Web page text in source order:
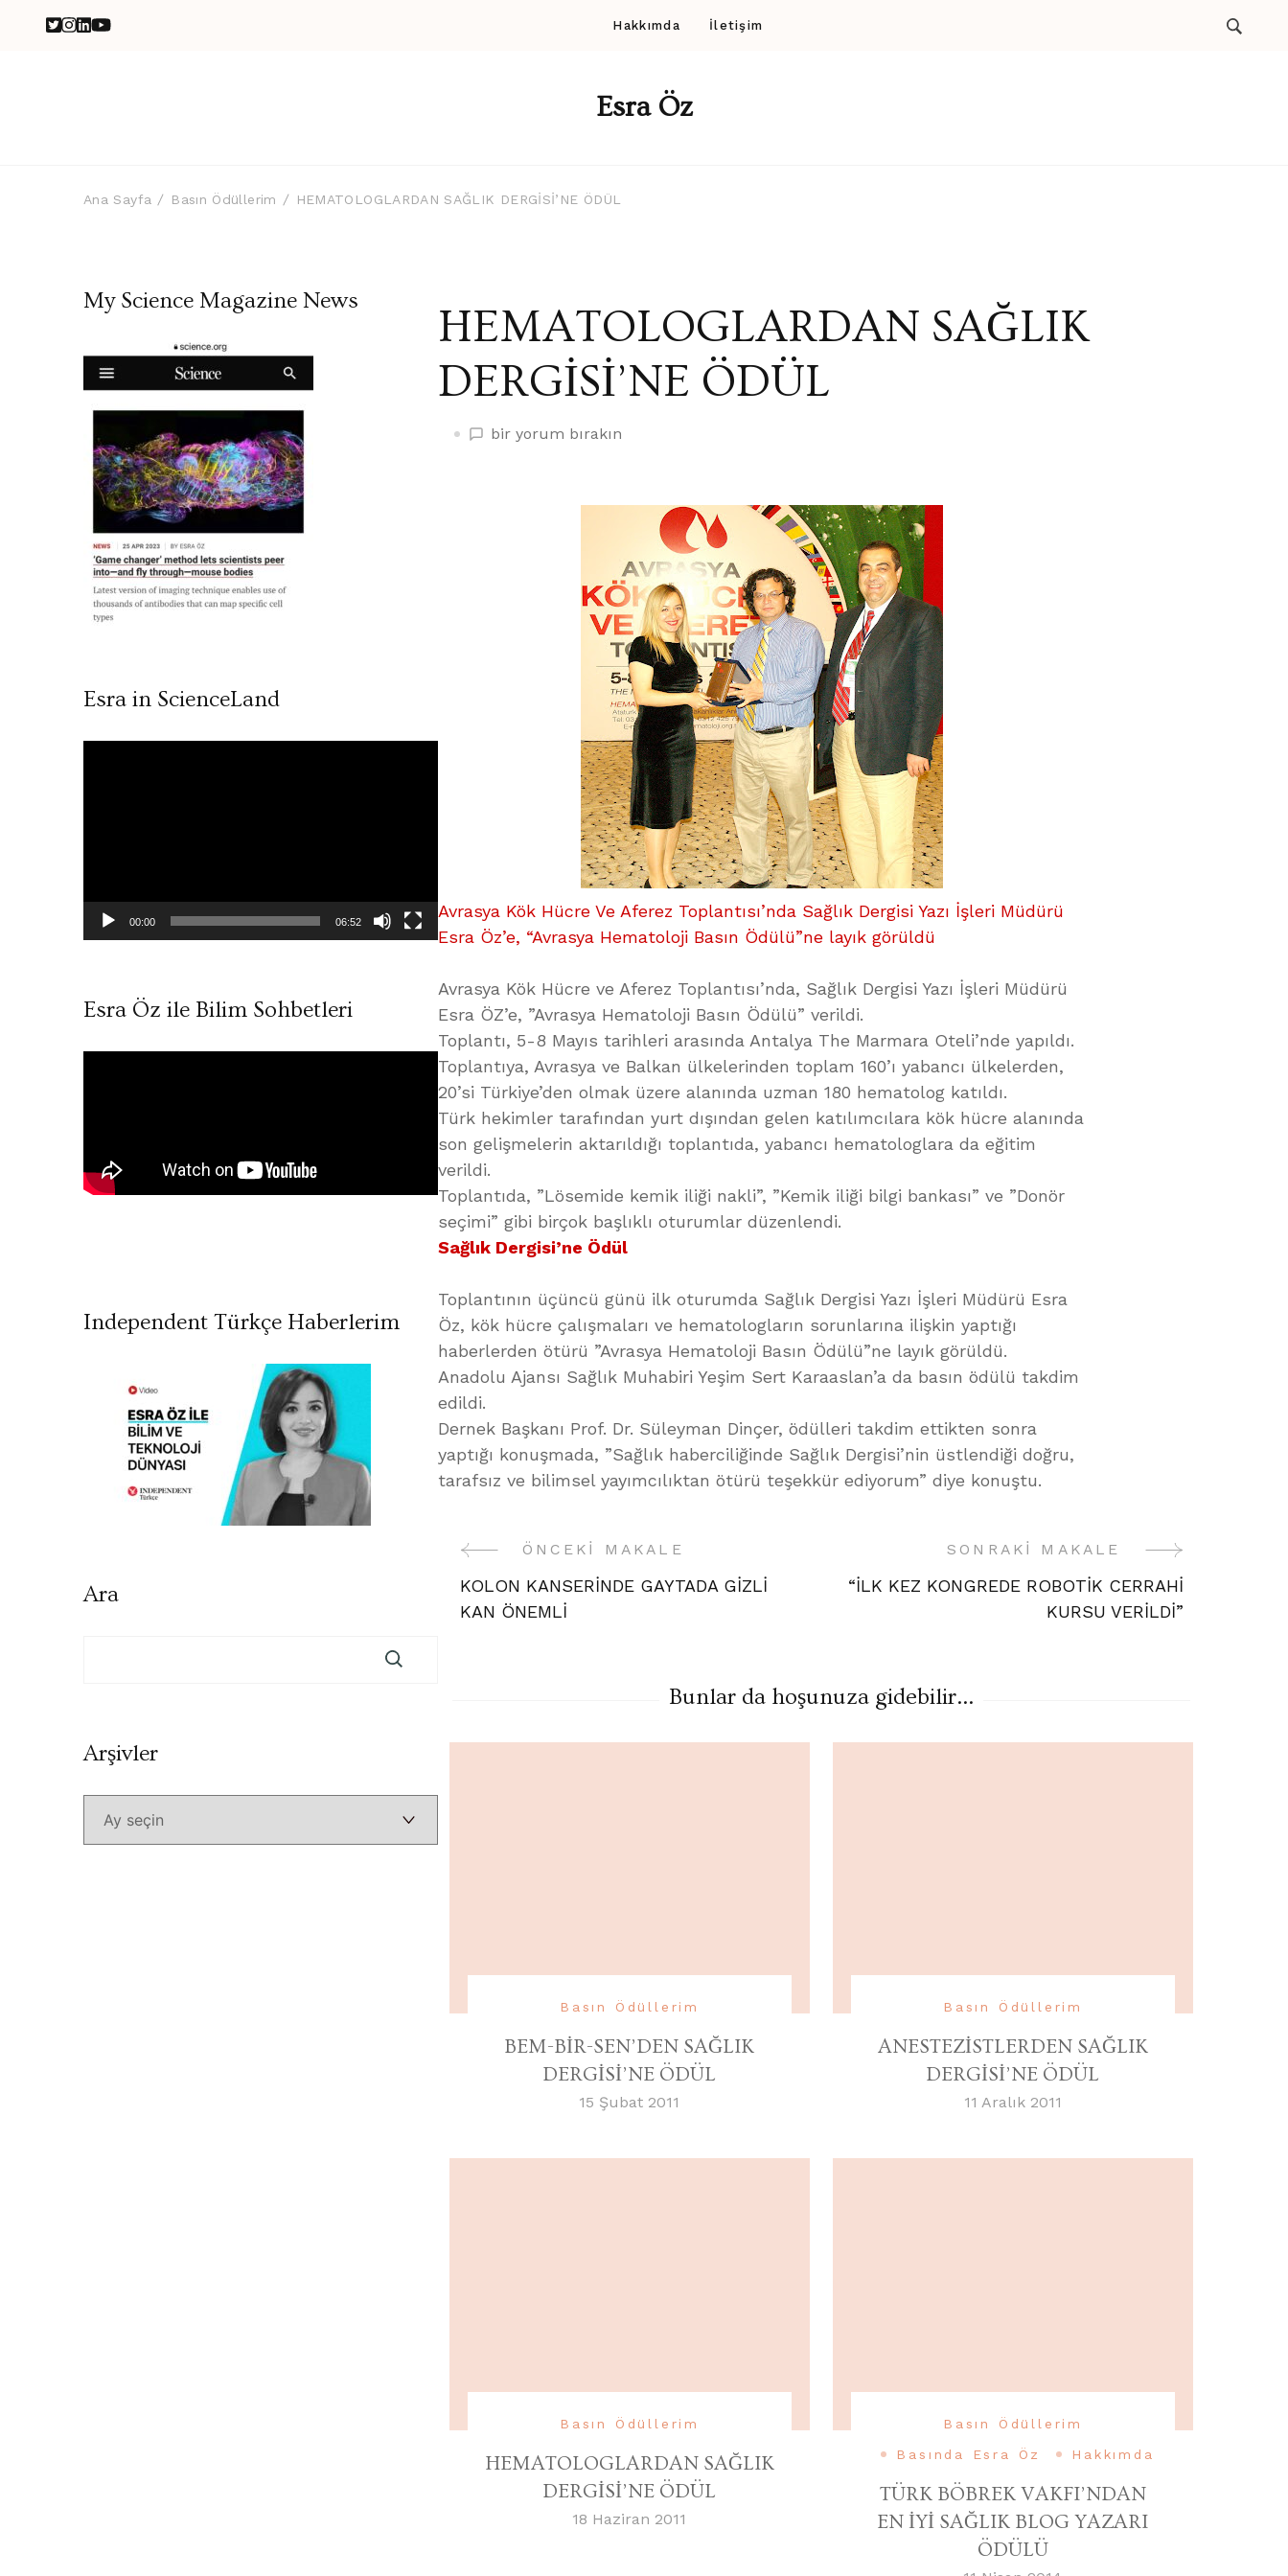
Hakkımda İletişim
Esra Öz
Ana Sayfa Basın Ödüllerim HEMATOLOGLARDAN SAĞLIK DERGİSİ’NE ÖDÜL
HEMATOLOGLARDAN SAĞLIK
DERGİSİ’NE ÖDÜL
HEMATOLOGLARDAN
bir yorum bırakın
Avrasya Kök Hücre Ve Aferez Toplantısı’nda Sağlık Dergisi Yazı İşleri Müdürü
Esra Öz’e, “Avrasya Hematoloji Basın Ödülü”ne layık görüldü
Avrasya Kök Hücre ve Aferez Toplantısı’nda, Sağlık Dergisi Yazı İşleri Müdürü
Esra ÖZ’e, ”Avrasya Hematoloji Basın Ödülü” verildi.
Toplantı, 5-8 Mayıs tarihleri arasında Antalya The Marmara Oteli’nde yapıldı.
Toplantıya, Avrasya ve Balkan ülkelerinden toplam 160’ı yabancı ülkelerden,
20’si Türkiye’den olmak üzere alanında uzman 180 hematolog katıldı.
Türk hekimler tarafından yurt dışından gelen katılımcılara kök hücre alanında
son gelişmelerin aktarıldığı toplantıda, yabancı hematologlara da eğitim
verildi.
Toplantıda, ”Lösemide kemik iliği nakli”, ”Kemik iliği bilgi bankası” ve ”Donör
seçimi” gibi birçok başlıklı oturumlar düzenlendi.
Sağlık Dergisi’ne Ödül
Toplantının üçüncü günü ilk oturumda Sağlık Dergisi Yazı İşleri Müdürü Esra
Öz, kök hücre çalışmaları ve hematologların sorunlarına ilişkin yaptığı
haberlerden ötürü ”Avrasya Hematoloji Basın Ödülü”ne layık görüldü.
Anadolu Ajansı Sağlık Muhabiri Yeşim Sert Karaaslan’a da basın ödülü takdim
edildi.
Dernek Başkanı Prof. Dr. Süleyman Dinçer, ödülleri takdim ettikten sonra
yaptığı konuşmada, ”Sağlık haberciliğinde Sağlık Dergisi’nin üstlendiği doğru,
tarafsız ve bilimsel yayımcılıktan ötürü teşekkür ediyorum” diye konuştu.
Yazı
Gezinme
ÖNCEKI MAKALE
KOLON KANSERİNDE GAYTADA GİZLİ
KAN ÖNEMLİ
SONRAKI MAKALE
“İLK KEZ KONGREDE ROBOTİK CERRAHİ
KURSU VERİLDİ”
Bunlar da hoşunuza gidebilir...
Basın Ödüllerim
BEM-BİR-SEN’DEN SAĞLIK
DERGİSİ’NE ÖDÜL
15 Şubat 2011
Basın Ödüllerim
ANESTEZİSTLERDEN SAĞLIK
DERGİSİ’NE ÖDÜL
11 Aralık 2011
Basın Ödüllerim
HEMATOLOGLARDAN SAĞLIK
DERGİSİ’NE ÖDÜL
18 Haziran 2011
Basın Ödüllerim
Basında Esra Öz
Hakkımda
TÜRK BÖBREK VAKFI’NDAN
EN İYİ SAĞLIK BLOG YAZARI
ÖDÜLÜ
My Science Magazine News
Esra in ScienceLand
00:00 06:52
Esra Öz ile Bilim Sohbetleri
Independent Türkçe Haberlerim
Ara
ArşivlerArşivler